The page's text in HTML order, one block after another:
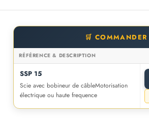
🛒 COMMANDER
RÉFÉRENCE & DESCRIPTION
SSP 15
Scie avec bobineur de câbleMotorisation
électrique ou haute frequence